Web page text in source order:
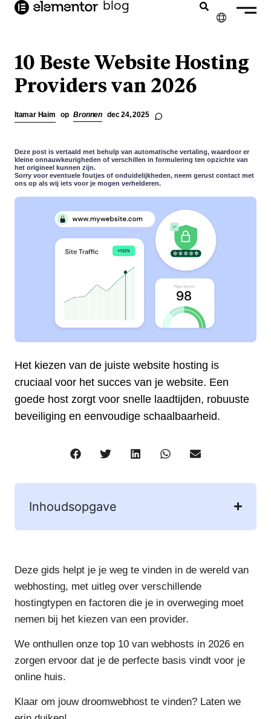
blog
ENGLISH
FRANÇAIS
ESPAÑOL
ITALIANO
10 Beste Website Hosting
Providers van 2026
Itamar Haim op Bronnen dec 24, 2025
Deze post is vertaald met behulp van automatische vertaling, waardoor er
kleine onnauwkeurigheden of verschillen in formulering ten opzichte van
het origineel kunnen zijn.
Sorry voor eventuele foutjes of onduidelijkheden, neem gerust contact met
ons op als wij iets voor je mogen verhelderen.
Het kiezen van de juiste website hosting is
cruciaal voor het succes van je website. Een
goede host zorgt voor snelle laadtijden, robuuste
beveiliging en eenvoudige schaalbaarheid.
Inhoudsopgave
Deze gids helpt je je weg te vinden in de wereld van
webhosting, met uitleg over verschillende
hostingtypen en factoren die je in overweging moet
nemen bij het kiezen van een provider.
We onthullen onze top 10 van webhosts in 2026 en
zorgen ervoor dat je de perfecte basis vindt voor je
online huis.
Klaar om jouw droomwebhost te vinden? Laten we